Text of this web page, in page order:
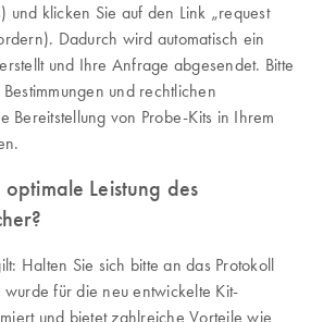
und klicken Sie auf den Link „request
Dadurch wird automatisch ein
und Ihre Anfrage abgesendet. Bitte
und rechtlichen
Bereitstellung von Probe-Kits in Ihrem
Leistung des
Halten Sie sich bitte an das Protokoll
für die neu entwickelte Kit-
und bietet zahlreiche Vorteile wie